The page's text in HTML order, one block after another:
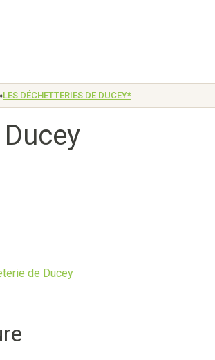
LES DÉCHETTERIES DE DUCEY*